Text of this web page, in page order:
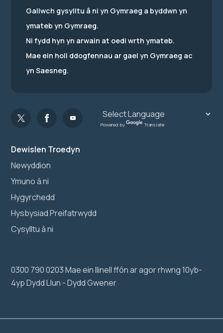
Dewislen Troedyn
Newyddion
Ymuno â ni
Hygyrchedd
Hysbysiad Preifatrwydd
Cysylltu â ni
0300 790 0203 Mae ein llinell ffôn ar agor rhwng 10yb-
4yp Dydd Llun - Dydd Gwener
Gallwch gysylltu â ni yn Gymraeg a byddwn yn
ymateb yn Gymraeg.
Ni fydd hyn yn arwain at oedi wrth ymateb.
Mae ein holl ddogfennau ar gael yn Gymraeg ac
yn Saesneg.
Powered by Translate